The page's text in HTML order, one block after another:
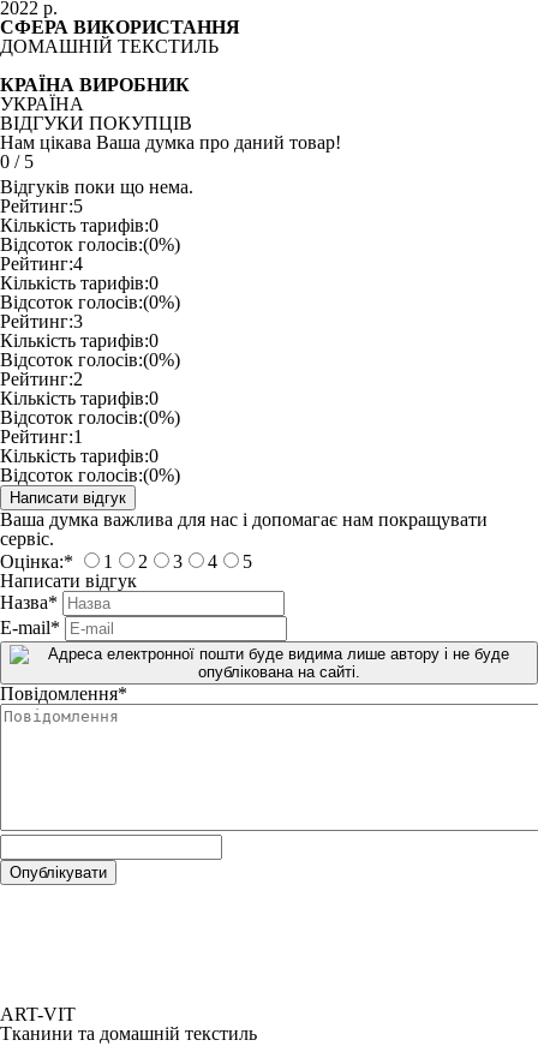
2022 р.
СФЕРА ВИКОРИСТАННЯ
ДОМАШНІЙ ТЕКСТИЛЬ
КРАЇНА ВИРОБНИК
УКРАЇНА
ВІДГУКИ ПОКУПЦІВ
Нам цікава Ваша думка про даний товар!
0 / 5
Відгуків поки що нема.
Рейтинг:5
Кількість тарифів:0
Відсоток голосів:(0%)
Рейтинг:4
Кількість тарифів:0
Відсоток голосів:(0%)
Рейтинг:3
Кількість тарифів:0
Відсоток голосів:(0%)
Рейтинг:2
Кількість тарифів:0
Відсоток голосів:(0%)
Рейтинг:1
Кількість тарифів:0
Відсоток голосів:(0%)
Ваша думка важлива для нас і допомагає нам покращувати
сервіс.
Оцінка:* 1 2 3 4
5
Написати відгук
Назва*
E-mail*
Повідомлення*
ART-VIT
Тканини та домашній текстиль